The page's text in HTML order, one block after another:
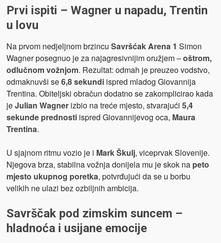
Prvi ispiti – Wagner u napadu, Trentin
u lovu
Na prvom nedjeljnom brzincu Savršćak Arena 1 Simon
Wagner posegnuo je za najagresivnijim oružjem –oštrom,
odlučnom vožnjom. Rezultat: odmah je preuzeo vodstvo,
odmaknuvši se6,8 sekundiispred mladog Giovannija
Trentina. Obiteljski obračun dodatno se zakomplicirao kada
jeJulian Wagnerizbio na treće mjesto, stvarajući 5,4
sekunde prednostiispred Giovannijevog oca, Maura
Trentina.
U sjajnom ritmu vozio je i Mark Škulj, viceprvak Slovenije.
Njegova brza, stabilna vožnja donijela mu je skok na peto
mjesto ukupnog poretka, potvrđujući da se u borbu
velikih ne ulazi bez ozbiljnih ambicija.
Savrščak pod zimskim suncem –
hladnoća i usijane emocije